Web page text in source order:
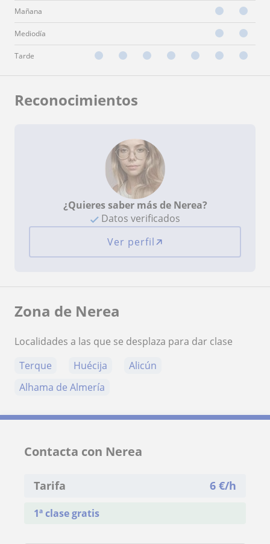
Mañana
Mediodía
Tarde
Reconocimientos
¿Quieres saber más de Nerea?
Datos verificados
Ver perfil
Zona de Nerea
Localidades a las que se desplaza para dar clase
Terque
Huécija
Alicún
Alhama de Almería
Contacta con Nerea
Tarifa 6 €/h
1ª clase gratis